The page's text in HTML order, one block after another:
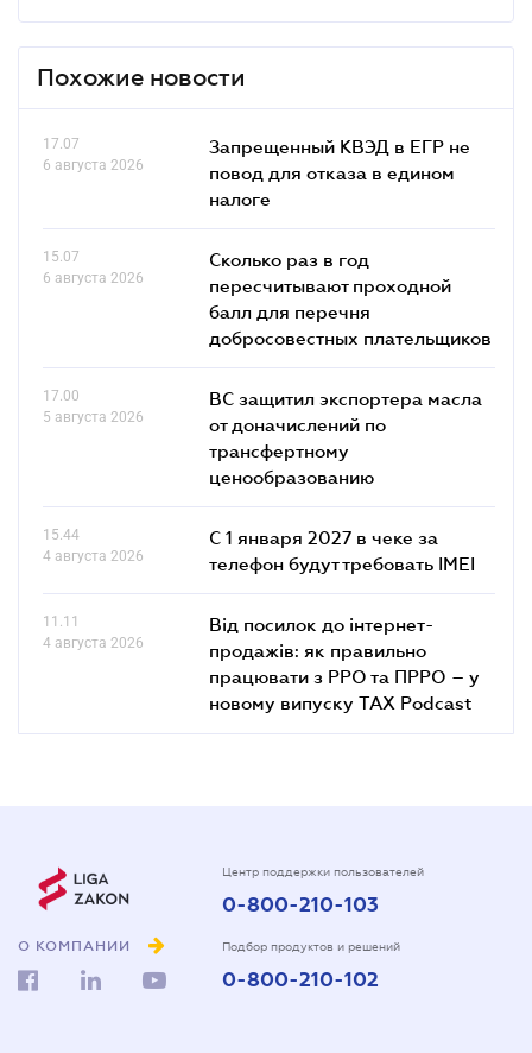
Похожие новости
17.07
6 августа 2026
Запрещенный КВЭД в ЕГР не
повод для отказа в едином
налоге
15.07
6 августа 2026
Сколько раз в год
пересчитывают проходной
балл для перечня
добросовестных плательщиков
17.00
5 августа 2026
ВС защитил экспортера масла
от доначислений по
трансфертному
ценообразованию
15.44
4 августа 2026
С 1 января 2027 в чеке за
телефон будут требовать IMEI
11.11
4 августа 2026
Від посилок до інтернет-
продажів: як правильно
працювати з РРО та ПРРО – у
новому випуску TAX Podcast
О КОМПАНИИ
Центр поддержки пользователей
0-800-210-103
Подбор продуктов и решений
0-800-210-102